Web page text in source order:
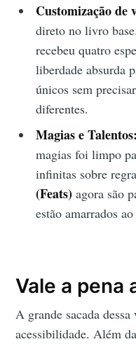
Customização de
direto no livro
recebeu quatro
liberdade absurda
únicos sem
diferentes.
Magias e Talentos:
magias foi limpo
infinitas sobre
(Feats) agora são
estão amarrados
Vale a pena
A grande sacada
acessibilidade. Além